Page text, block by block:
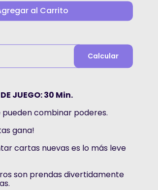
al Carrito
Calcular
JUEGO: 30 Min.
pueden combinar poderes.
gana!
cartas nuevas es lo más leve
son prendas divertidamente